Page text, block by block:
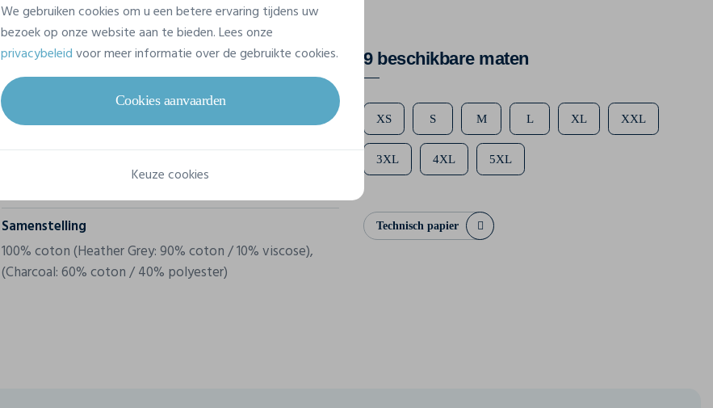
Eigenschappen
Merk
Build Your Brand
Referentie
BY022
Samenstelling
100% coton (Heather Grey: 90% coton / 10% viscose),
(Charcoal: 60% coton / 40% polyester)
9 beschikbare maten
XS S M L XL XXL
3XL 4XL 5XL
Technisch papier
We gebruiken cookies om u een betere ervaring tijdens uw
bezoek op onze website aan te bieden. Lees onze
privacybeleidvoor meer informatie over de gebruikte cookies.
Cookies aanvaarden
Keuze cookies